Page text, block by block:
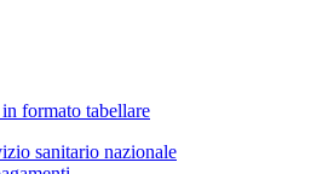
formato tabellare
sanitario nazionale